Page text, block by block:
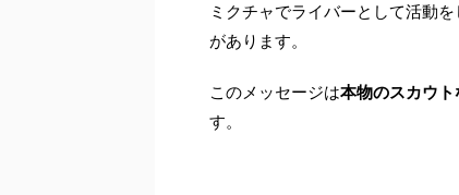
ミクチャでライバーとして活動
があります。
このメッセージは本物のスカウ
す。